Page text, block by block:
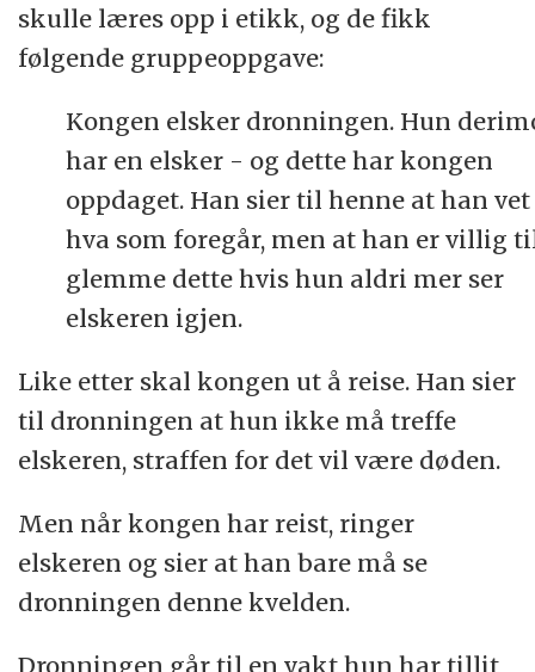
skulle læres opp i etikk, og de fikk
følgende gruppeoppgave:
Kongen elsker dronningen. Hun
har en elsker - og dette har kongen
oppdaget. Han sier til henne at han vet
hva som foregår, men at han er villig
glemme dette hvis hun aldri mer ser
elskeren igjen.
Like etter skal kongen ut å reise. Han sier
til dronningen at hun ikke må treffe
elskeren, straffen for det vil være døden.
Men når kongen har reist, ringer
elskeren og sier at han bare må se
dronningen denne kvelden.
Dronningen går til en vakt hun har tillit